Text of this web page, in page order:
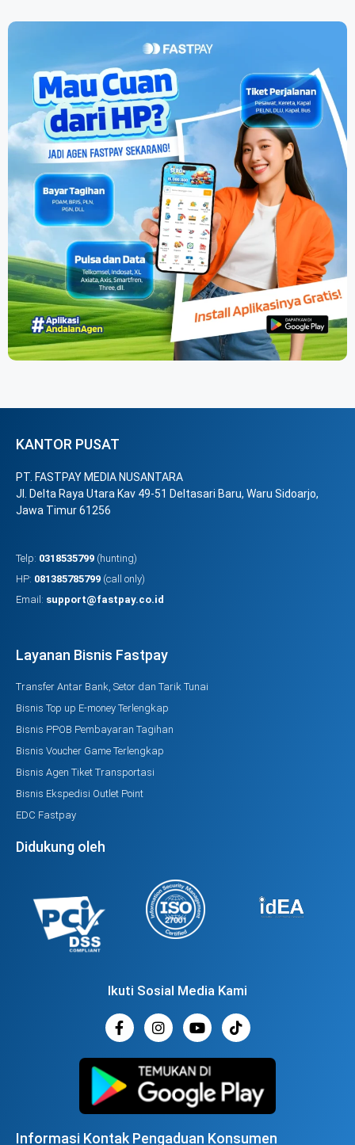
KANTOR PUSAT
PT. FASTPAY MEDIA NUSANTARA
Jl. Delta Raya Utara Kav 49-51 Deltasari Baru, Waru Sidoarjo,
Jawa Timur 61256
Telp: 0318535799 (hunting)
HP: 081385785799 (call only)
Email: support@fastpay.co.id
Layanan Bisnis Fastpay
Transfer Antar Bank, Setor dan Tarik Tunai
Bisnis Top up E-money Terlengkap
Bisnis PPOB Pembayaran Tagihan
Bisnis Voucher Game Terlengkap
Bisnis Agen Tiket Transportasi
Bisnis Ekspedisi Outlet Point
EDC Fastpay
Didukung oleh
Ikuti Sosial Media Kami
Informasi Kontak Pengaduan Konsumen